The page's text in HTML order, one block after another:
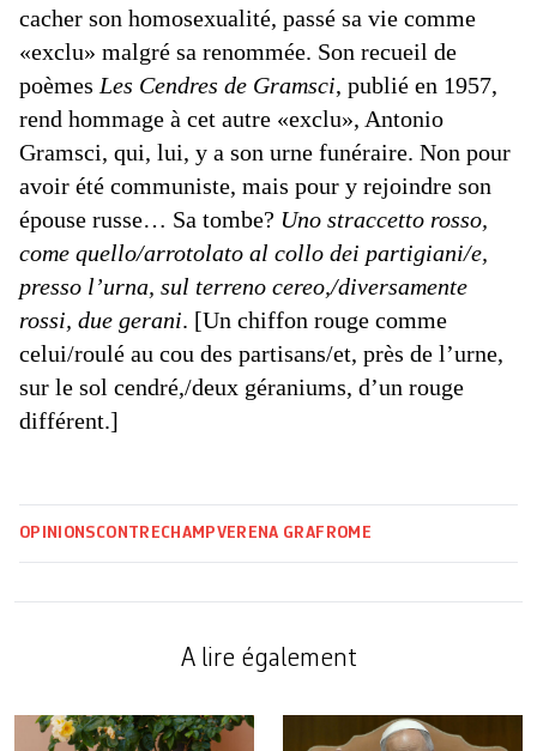
cacher son homosexualité, passé sa vie comme
«exclu» malgré sa renommée. Son recueil de
poèmes Les Cendres de Gramsci, publié en 1957,
rend hommage à cet autre «exclu», Antonio
Gramsci, qui, lui, y a son urne funéraire. Non pour
avoir été communiste, mais pour y rejoindre son
épouse russe… Sa tombe? Uno straccetto rosso,
come quello/arrotolato al collo dei partigiani/e,
presso l’urna, sul terreno cereo,/diversamente
rossi, due gerani. [Un chiffon rouge comme
celui/roulé au cou des partisans/et, près de l’urne,
sur le sol cendré,/deux géraniums, d’un rouge
différent.]
OPINIONSCONTRECHAMPVERENA GRAF ROME
A lire également